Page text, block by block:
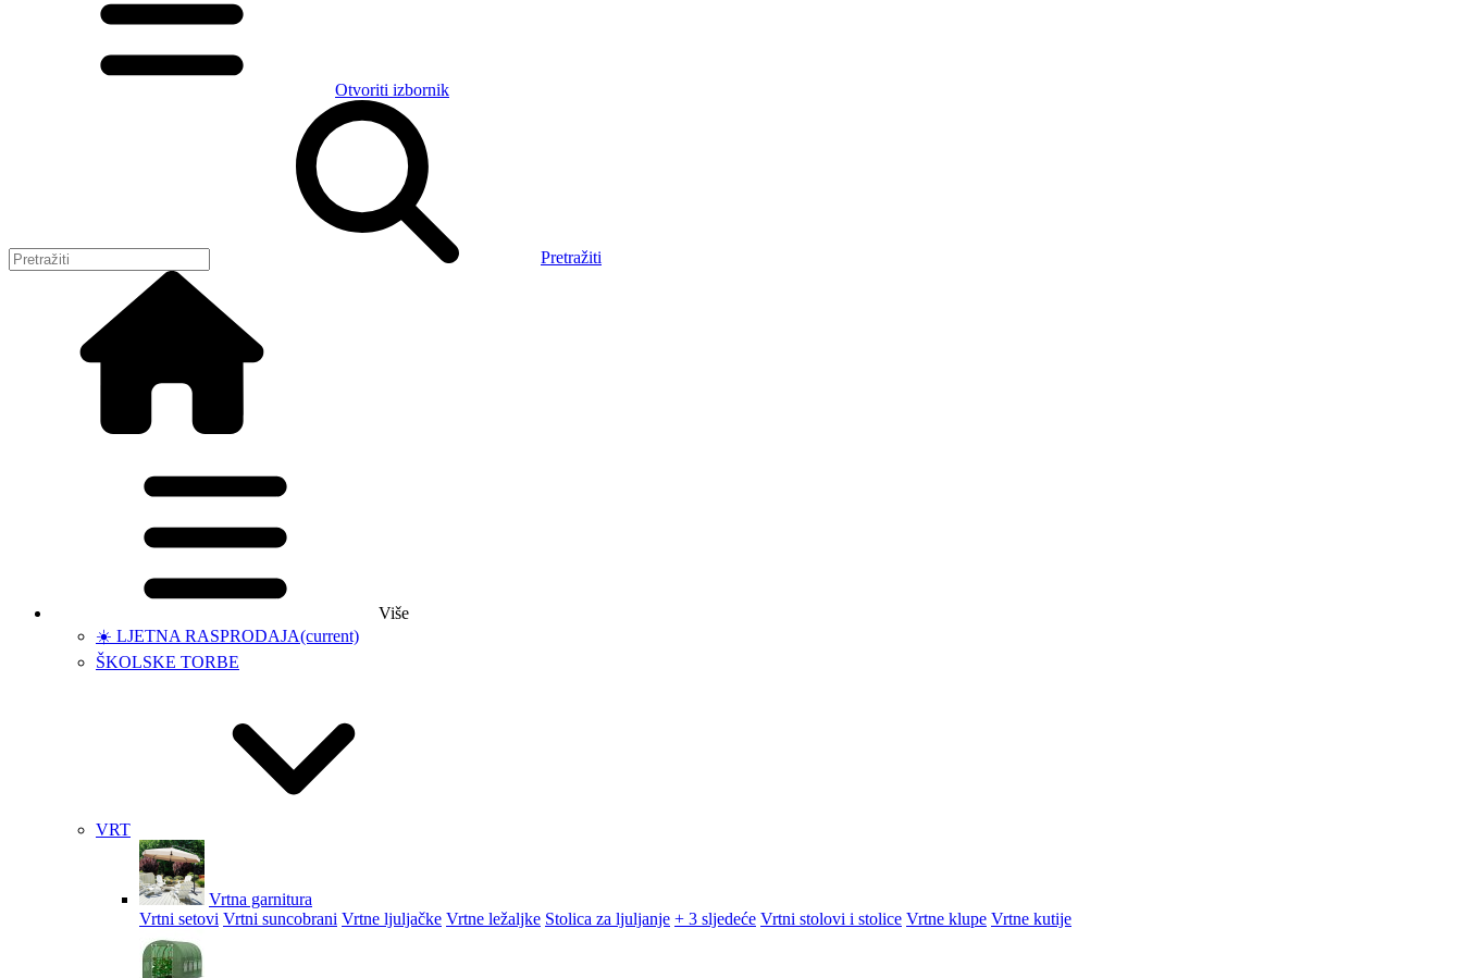
Otvoriti izbornik
Pretražiti
Više
☀️ LJETNA RASPRODAJA(current)
ŠKOLSKE TORBE
VRT
Vrtna garnitura
Vrtni setovi Vrtni suncobrani Vrtne ljuljačke Vrtne ležaljke Stolica za ljuljanje + 3 sljedeće Vrtni stolovi i stolice Vrtne klupe Vrtne kutije